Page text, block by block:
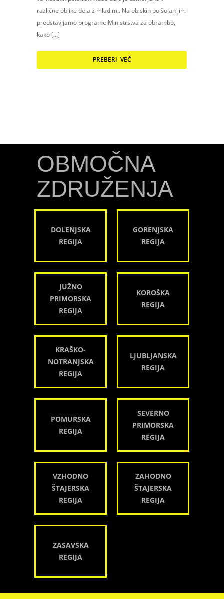
različne oblike dela z mladimi. Na obiskih po šolah jim
predstavljamo programe Ministrstva za obrambo,
kako […]
PREBERI VEČ
OBMOČNA
ZDRUŽENJA
DOLENJSKA
REGIJA
GORENJSKA
REGIJA
JUŽNO
PRIMORSKA
REGIJA
KOROŠKA
REGIJA
KRAŠKO-
NOTRANJSKA
REGIJA
LJUBLJANSKA
REGIJA
POMURSKA
REGIJA
SEVERNO
PRIMORSKA
REGIJA
VZHODNO
ŠTAJERSKA
REGIJA
ZAHODNO
ŠTAJERSKA
REGIJA
ZASAVSKA
REGIJA